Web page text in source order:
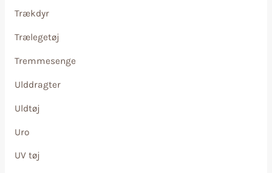
Trækdyr
Trælegetøj
Tremmesenge
Ulddragter
Uldtøj
Uro
UV tøj